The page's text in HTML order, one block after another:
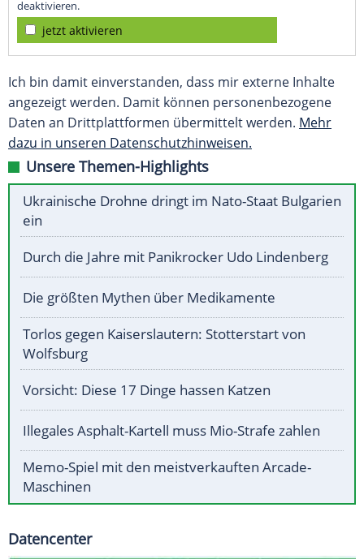
deaktivieren.
jetzt aktivieren
Ich bin damit einverstanden, dass mir externe Inhalte
angezeigt werden. Damit können personenbezogene
Daten an Drittplattformen übermittelt werden. Mehr
dazu in unseren Datenschutzhinweisen.
Unsere Themen-Highlights
Ukrainische Drohne dringt im Nato-Staat Bulgarien
ein
Durch die Jahre mit Panikrocker Udo Lindenberg
Die größten Mythen über Medikamente
Torlos gegen Kaiserslautern: Stotterstart von
Wolfsburg
Vorsicht: Diese 17 Dinge hassen Katzen
Illegales Asphalt-Kartell muss Mio-Strafe zahlen
Memo-Spiel mit den meistverkauften Arcade-
Maschinen
Datencenter